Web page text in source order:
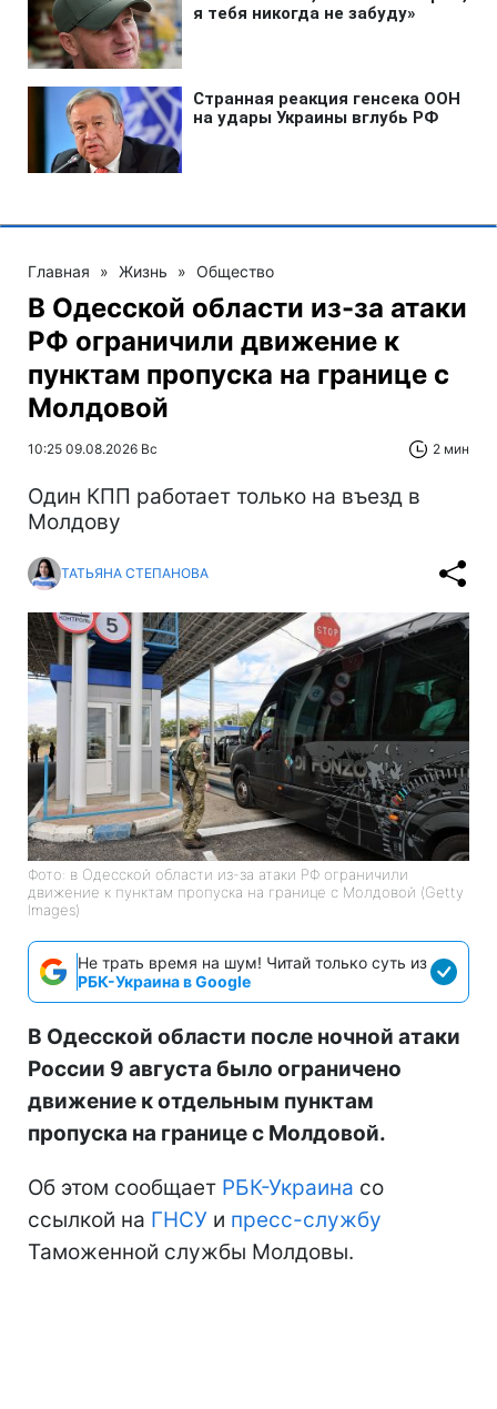
Главная » Жизнь » Общество
В Одесской области из-за атаки
РФ ограничили движение к
пунктам пропуска на границе с
Молдовой
10:25 09.08.2026 Вс 2 мин
Один КПП работает только на въезд в
Молдову
ТАТЬЯНА СТЕПАНОВА
Фото: в Одесской области из-за атаки РФ ограничили
движение к пунктам пропуска на границе с Молдовой (Getty
Images)
Не трать время на шум! Читай только суть из
РБК-Украина в Google
В Одесской области после ночной атаки
России 9 августа было ограничено
движение к отдельным пунктам
пропуска на границе с Молдовой.
Об этом сообщает РБК-Украина со
ссылкой на ГНСУ и пресс-службу
Таможенной службы Молдовы.